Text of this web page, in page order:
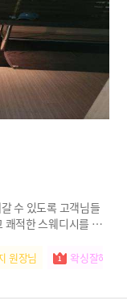
수 있도록 고객님들
쾌적한 스웨디시를 느
원장님 왁싱잘해요